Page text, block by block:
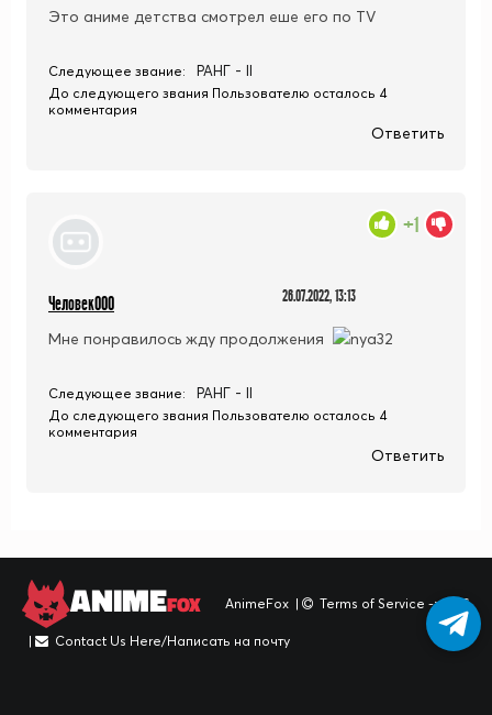
Это аниме детства смотрел еше его по TV
Следующее звание: РАНГ - II
До следующего звания Пользователю осталось 4
комментария
Ответить
Человек000 26.07.2022, 13:13
Мне понравилось жду продолжения
+1
Следующее звание: РАНГ - II
До следующего звания Пользователю осталось 4
комментария
Ответить
ANIMEFOX AnimeFox | Terms of Service -> TOS
| Contact Us Here/Написать на почту